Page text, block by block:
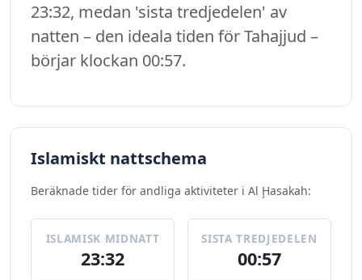
23:32, medan 'sista tredjedelen' av
natten – den ideala tiden för Tahajjud –
börjar klockan 00:57.
Islamiskt nattschema
Beräknade tider för andliga aktiviteter i Al Ḩasakah:
ISLAMISK MIDNATT
23:32
SISTA TREDJEDELEN
00:57